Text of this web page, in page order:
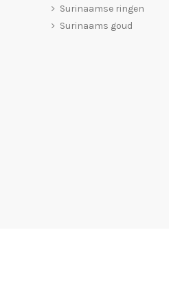
Surinaamse ringen
Surinaams goud